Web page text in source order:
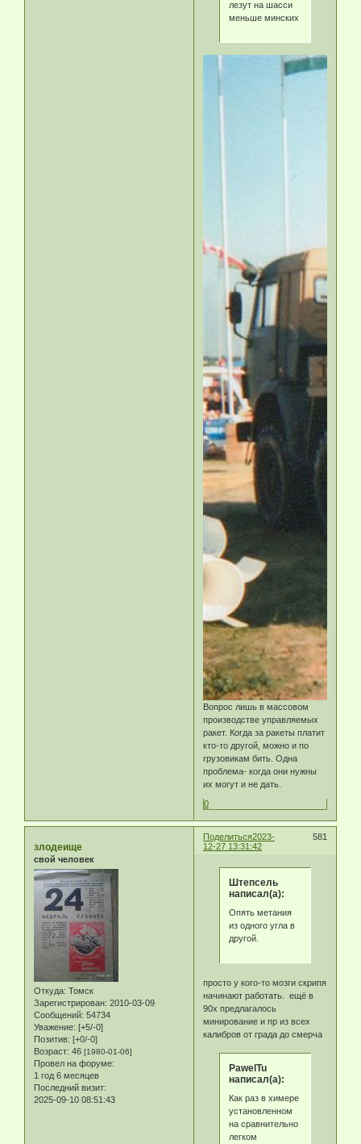
лезут на шасси
меньше минских
Вопрос лишь в массовом
производстве управляемых
ракет. Когда за ракеты платит
кто-то другой, можно и по
грузовикам бить. Одна
проблема- когда они нужны
их могут и не дать.
0
Поделиться 581
2023-
12-27 13:31:42
злодеище
свой человек
Откуда: Томск
Зарегистрирован: 2010-03-09
Сообщений: 54734
Уважение: [+5/-0]
Позитив: [+0/-0]
Возраст: 46 [1980-01-06]
Провел на форуме:
1 год 6 месяцев
Последний визит:
2025-09-10 08:51:43
Штепсель
написал(а):
Опять метания
из одного угла в
другой.
просто у кого-то мозги скрипя
начинают работать. ещё в
90х предлагалось
минирование и пр из всех
калибров от града до смерча
PawelTu
написал(а):
Как раз в химере
установленном
на сравнительно
легком